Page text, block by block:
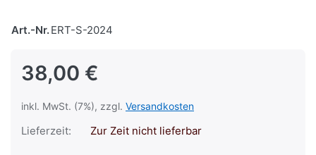
Art.-Nr.ERT-S-2024
38,00 €
inkl. MwSt. (7%), zzgl. Versandkosten
Lieferzeit: Zur Zeit nicht lieferbar